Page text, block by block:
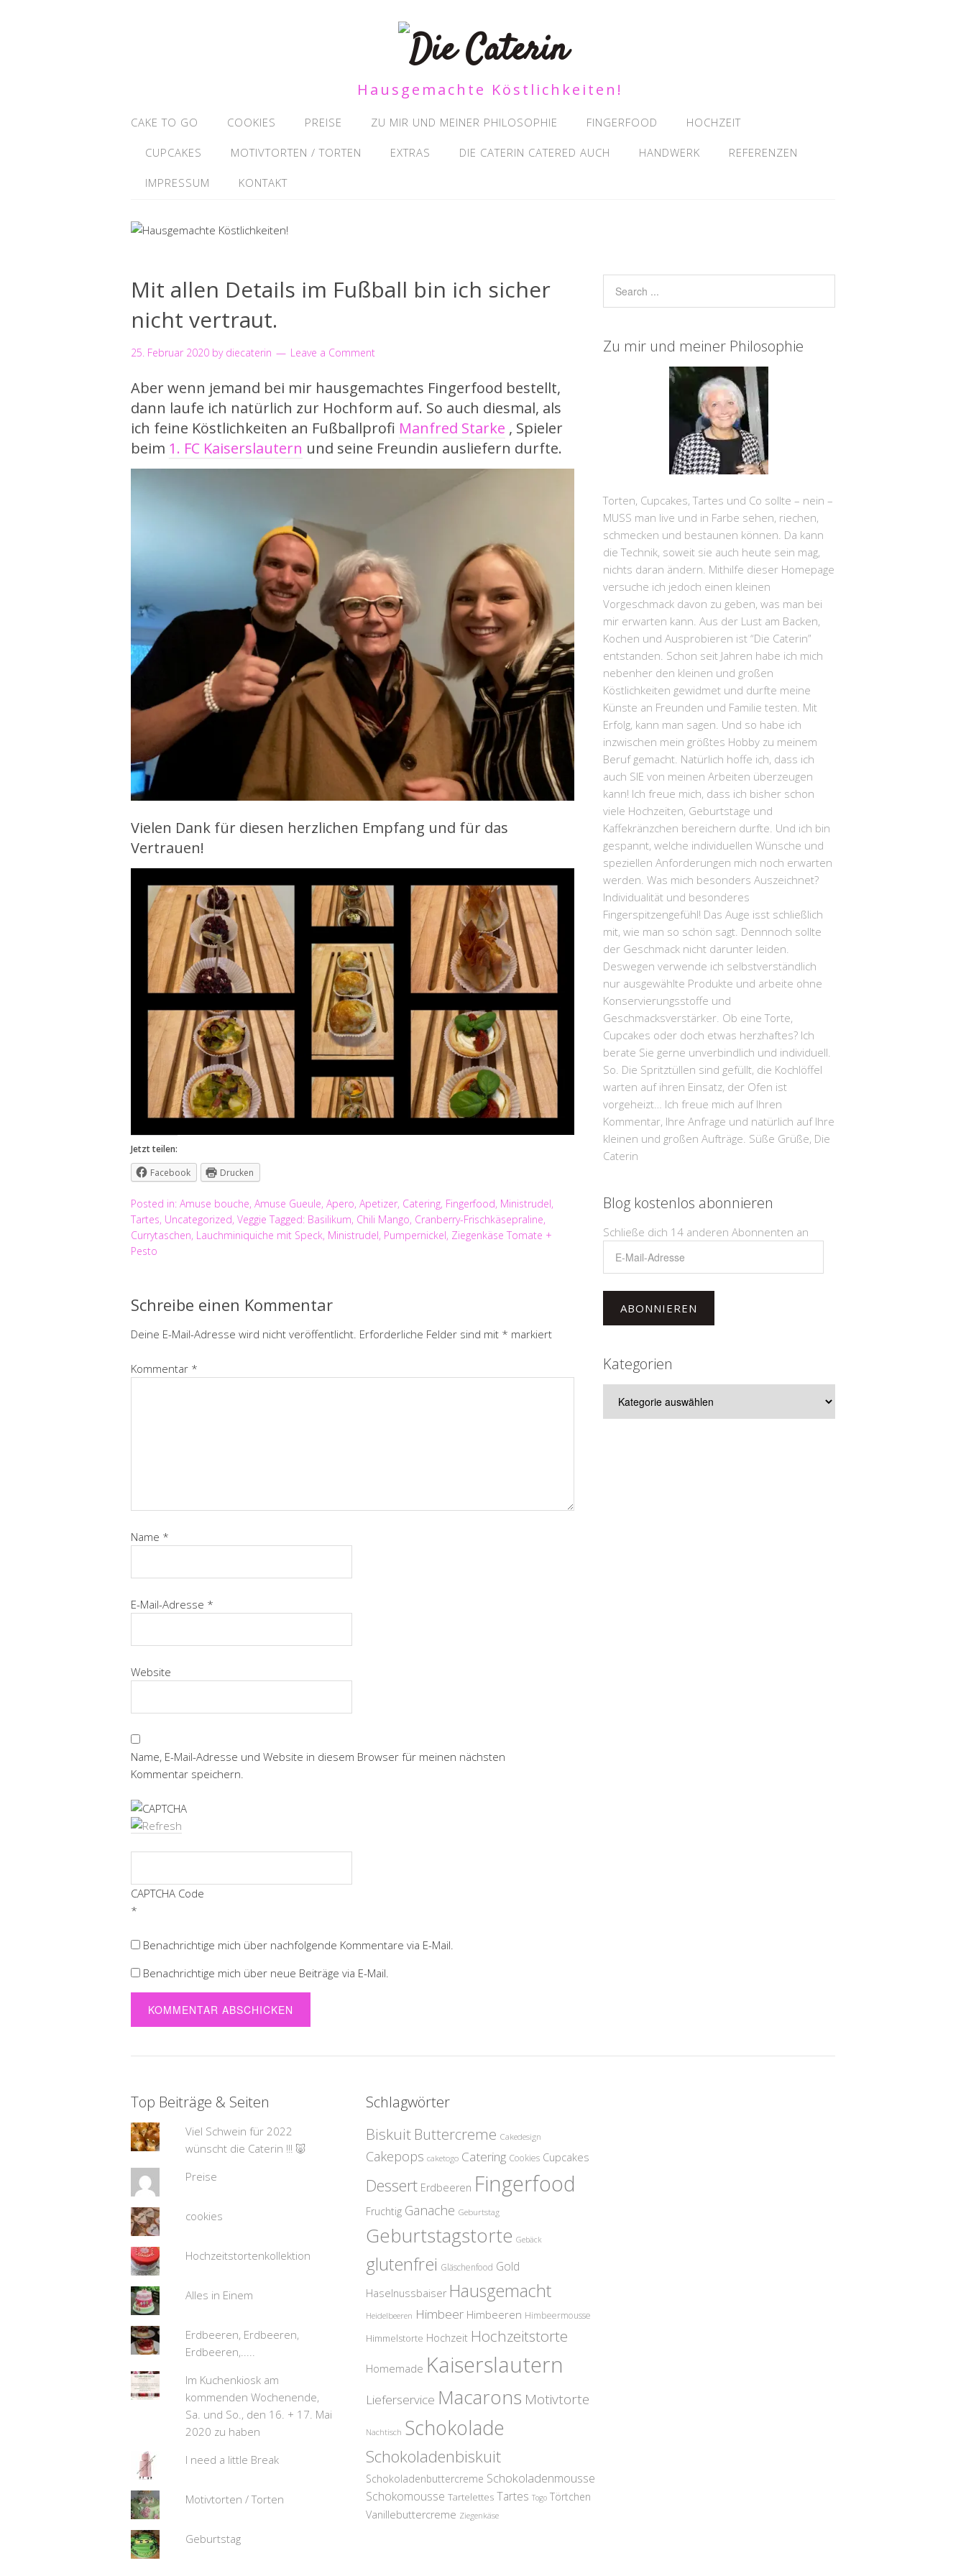
Hausgemachte Köstlichkeiten!
CAKE TO GO COOKIES PREISE ZU MIR UND MEINER PHILOSOPHIE FINGERFOOD HOCHZEIT
CUPCAKES MOTIVTORTEN / TORTEN EXTRAS DIE CATERIN CATERED AUCH HANDWERK REFERENZEN
IMPRESSUM KONTAKT
Mit allen Details im Fußball bin ich sicher
nicht vertraut.
25. Februar 2020 by diecaterin Leave a Comment
Aber wenn jemand bei mir hausgemachtes Fingerfood bestellt,
dann laufe ich natürlich zur Hochform auf. So auch diesmal, als
ich feine Köstlichkeiten an Fußballprofi Manfred Starke , Spieler
beim 1. FC Kaiserslautern und seine Freundin ausliefern durfte.
Vielen Dank für diesen herzlichen Empfang und für das
Vertrauen!
Jetzt teilen:
Facebook
Drucken
Posted in: Amuse bouche, Amuse Gueule, Apero, Apetizer, Catering, Fingerfood, Ministrudel,
Tartes, Uncategorized, Veggie Tagged: Basilikum, Chili Mango, Cranberry-Frischkäsepraline,
Currytaschen, Lauchminiquiche mit Speck, Ministrudel, Pumpernickel, Ziegenkäse Tomate +
Pesto
Schreibe einen Kommentar
Deine E-Mail-Adresse wird nicht veröffentlicht. Erforderliche Felder sind mit * markiert
Kommentar *
Name *
E-Mail-Adresse *
Website
Name, E-Mail-Adresse und Website in diesem Browser für meinen nächsten
Kommentar speichern.
CAPTCHA Code
*
Benachrichtige mich über nachfolgende Kommentare via E-Mail.
Benachrichtige mich über neue Beiträge via E-Mail.
Zu mir und meiner Philosophie
Torten, Cupcakes, Tartes und Co sollte – nein –
MUSS man live und in Farbe sehen, riechen,
schmecken und bestaunen können. Da kann
die Technik, soweit sie auch heute sein mag,
nichts daran ändern. Mithilfe dieser Homepage
versuche ich jedoch einen kleinen
Vorgeschmack davon zu geben, was man bei
mir erwarten kann. Aus der Lust am Backen,
Kochen und Ausprobieren ist “Die Caterin”
entstanden. Schon seit Jahren habe ich mich
nebenher den kleinen und großen
Köstlichkeiten gewidmet und durfte meine
Künste an Freunden und Familie testen. Mit
Erfolg, kann man sagen. Und so habe ich
inzwischen mein größtes Hobby zu meinem
Beruf gemacht. Natürlich hoffe ich, dass ich
auch SIE von meinen Arbeiten überzeugen
kann! Ich freue mich, dass ich bisher schon
viele Hochzeiten, Geburtstage und
Kaffekränzchen bereichern durfte. Und ich bin
gespannt, welche individuellen Wünsche und
speziellen Anforderungen mich noch erwarten
werden. Was mich besonders Auszeichnet?
Individualität und besonderes
Fingerspitzengefühl! Das Auge isst schließlich
mit, wie man so schön sagt. Dennnoch sollte
der Geschmack nicht darunter leiden.
Deswegen verwende ich selbstverständlich
nur ausgewählte Produkte und arbeite ohne
Konservierungsstoffe und
Geschmacksverstärker. Ob eine Torte,
Cupcakes oder doch etwas herzhaftes? Ich
berate Sie gerne unverbindlich und individuell.
So. Die Spritztüllen sind gefüllt, die Kochlöffel
warten auf ihren Einsatz, der Ofen ist
vorgeheizt… Ich freue mich auf Ihren
Kommentar, Ihre Anfrage und natürlich auf Ihre
kleinen und großen Aufträge. Süße Grüße, Die
Caterin
Blog kostenlos abonnieren
Schließe dich 14 anderen Abonnenten an
Mail-
ABONNIEREN
Kategorien
Top Beiträge & Seiten
Viel Schwein für 2022
wünscht die Caterin !!! 🐷
Preise
cookies
Hochzeitstortenkollektion
Alles in Einem
Erdbeeren, Erdbeeren,
Erdbeeren,.....
Im Kuchenkiosk am
kommenden Wochenende,
Sa. und So., den 16. + 17. Mai
2020 zu haben
I need a little Break
Motivtorten / Torten
Geburtstag
Schlagwörter
Biskuit Buttercreme Cakedesign
Cakepops caketogo Catering Cookies Cupcakes
Dessert Erdbeeren Fingerfood
Fruchtig Ganache Geburtstag
Geburtstagstorte Gebäck
glutenfrei Gläschenfood Gold
Haselnussbaiser Hausgemacht
Heidelbeeren Himbeer Himbeeren Himbeermousse
Himmelstorte Hochzeit Hochzeitstorte
Homemade Kaiserslautern
Lieferservice Macarons Motivtorte
Nachtisch Schokolade
Schokoladenbiskuit
Schokoladenbuttercreme Schokoladenmousse
Schokomousse Tartelettes Tartes Togo Törtchen
Vanillebuttercreme Ziegenkäse